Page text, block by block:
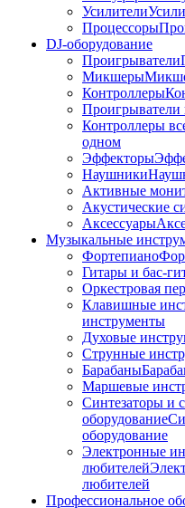
Усилители
Процессоры
DJ-оборудование
Проигрыватели
Микшеры
Контроллеры
Проигрыватели
Контроллеры
одном
Эффекторы
Наушники
Активные
Акустические
Аксессуары
Музыкальные
Фортепиано
Гитары и бас-
Оркестровая
Клавишные
инструменты
Духовые
Струнные
Барабаны
Маршевые
Синтезаторы и
оборудование
оборудование
Электронные
любителей
любителей
Профессиональное